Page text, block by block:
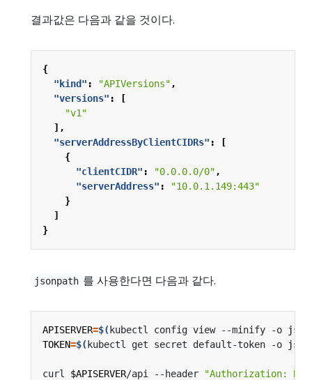
결과값은 다음과 같을 것이다.
{
"kind" : "APIVersions" ,
"versions" :
[
"v1"
],
"serverAddressByClientCIDRs" :
[
{
"clientCIDR" : "0.0.0.0/0" ,
"serverAddress" :
"10.0.1.149:443"
}
]
}
jsonpath 를 사용한다면 다음과 같다.
APISERVER=$( kubectl config view --minify -o
TOKEN=$( kubectl get secret default-token -o
curl $APISERVER/api --header "Authorization: